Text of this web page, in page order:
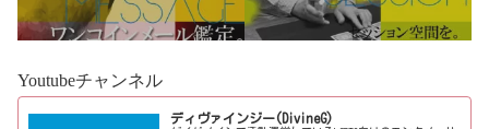
宮優雨
Youtubeチャンネル
ディヴァインジー(DivineG)